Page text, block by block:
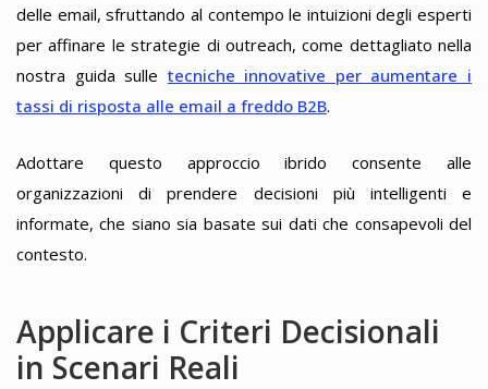
delle email, sfruttando al contempo le intuizioni degli esperti
per affinare le strategie di outreach, come dettagliato nella
nostra guida sulle tecniche innovative per aumentare i
tassi di risposta alle email a freddo B2B.
Adottare questo approccio ibrido consente alle
organizzazioni di prendere decisioni più intelligenti e
informate, che siano sia basate sui dati che consapevoli del
contesto.
Applicare i Criteri Decisionali
in Scenari Reali